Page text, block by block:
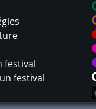
festival
festival